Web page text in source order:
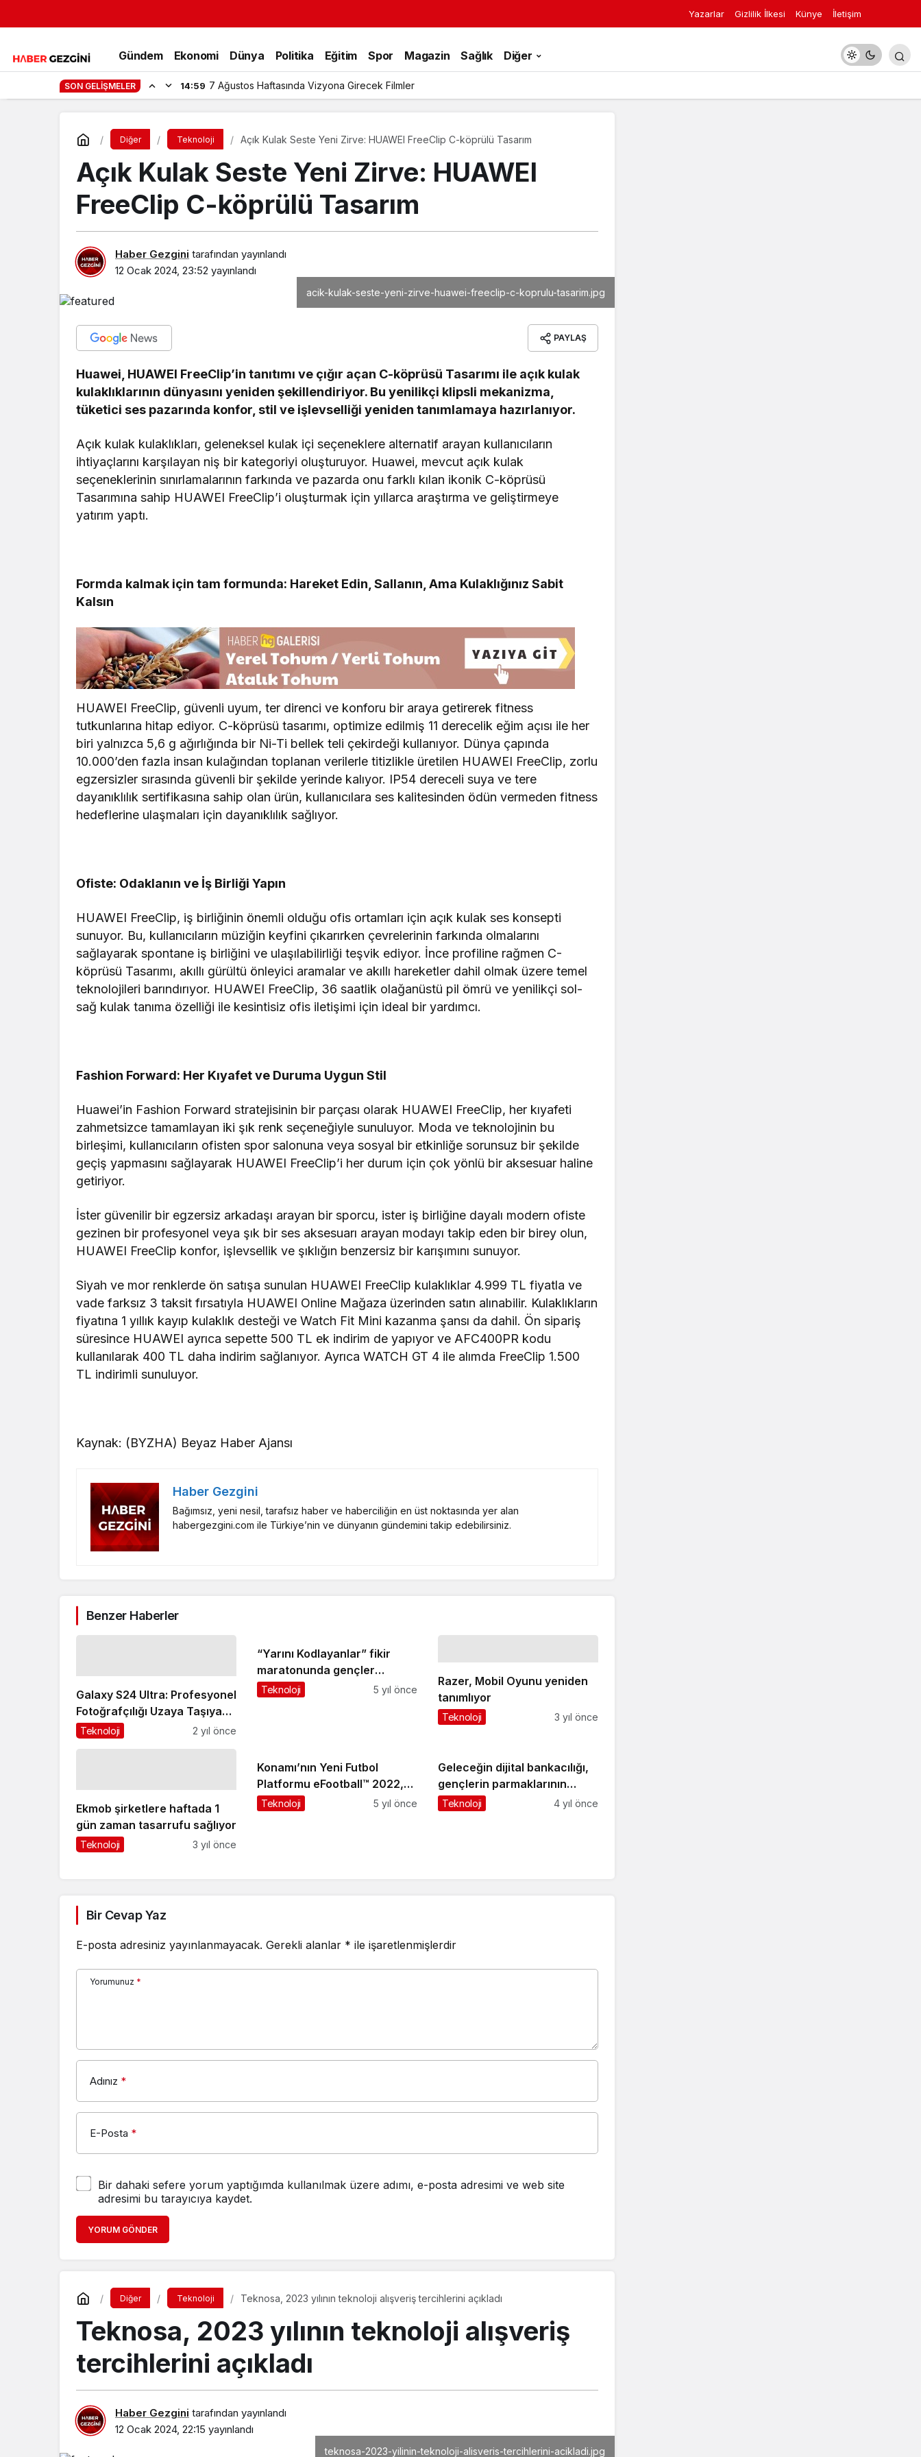
Yazarlar Gizlilik İlkesi Künye İletişim
Gündem Ekonomi Dünya Politika Eğitim Spor Magazin Sağlık Diğer
SON GELIŞMELER 14:59 7 Ağustos Haftasında Vizyona Girecek Filmler
Diğer Teknoloji Açık Kulak Seste Yeni Zirve: HUAWEI FreeClip C-köprülü Tasarım
Açık Kulak Seste Yeni Zirve: HUAWEI
FreeClip C-köprülü Tasarım
Haber Gezgini tarafından yayınlandı
12 Ocak 2024, 23:52 yayınlandı
acik-kulak-seste-yeni-zirve-huawei-freeclip-c-koprulu-tasarim.jpg
PAYLAŞ
Huawei, HUAWEI FreeClip’in tanıtımı ve çığır açan C-köprüsü Tasarımı ile açık kulak
kulaklıklarının dünyasını yeniden şekillendiriyor. Bu yenilikçi klipsli mekanizma,
tüketici ses pazarında konfor, stil ve işlevselliği yeniden tanımlamaya hazırlanıyor.
Açık kulak kulaklıkları, geleneksel kulak içi seçeneklere alternatif arayan kullanıcıların
ihtiyaçlarını karşılayan niş bir kategoriyi oluşturuyor. Huawei, mevcut açık kulak
seçeneklerinin sınırlamalarının farkında ve pazarda onu farklı kılan ikonik C-köprüsü
Tasarımına sahip HUAWEI FreeClip’i oluşturmak için yıllarca araştırma ve geliştirmeye
yatırım yaptı.
Formda kalmak için tam formunda: Hareket Edin, Sallanın, Ama Kulaklığınız Sabit
Kalsın
HUAWEI FreeClip, güvenli uyum, ter direnci ve konforu bir araya getirerek fitness
tutkunlarına hitap ediyor. C-köprüsü tasarımı, optimize edilmiş 11 derecelik eğim açısı ile her
biri yalnızca 5,6 g ağırlığında bir Ni-Ti bellek teli çekirdeği kullanıyor. Dünya çapında
10.000’den fazla insan kulağından toplanan verilerle titizlikle üretilen HUAWEI FreeClip, zorlu
egzersizler sırasında güvenli bir şekilde yerinde kalıyor. IP54 dereceli suya ve tere
dayanıklılık sertifikasına sahip olan ürün, kullanıcılara ses kalitesinden ödün vermeden fitness
hedeflerine ulaşmaları için dayanıklılık sağlıyor.
Ofiste: Odaklanın ve İş Birliği Yapın
HUAWEI FreeClip, iş birliğinin önemli olduğu ofis ortamları için açık kulak ses konsepti
sunuyor. Bu, kullanıcıların müziğin keyfini çıkarırken çevrelerinin farkında olmalarını
sağlayarak spontane iş birliğini ve ulaşılabilirliği teşvik ediyor. İnce profiline rağmen C-
köprüsü Tasarımı, akıllı gürültü önleyici aramalar ve akıllı hareketler dahil olmak üzere temel
teknolojileri barındırıyor. HUAWEI FreeClip, 36 saatlik olağanüstü pil ömrü ve yenilikçi sol-
sağ kulak tanıma özelliği ile kesintisiz ofis iletişimi için ideal bir yardımcı.
Fashion Forward: Her Kıyafet ve Duruma Uygun Stil
Huawei’in Fashion Forward stratejisinin bir parçası olarak HUAWEI FreeClip, her kıyafeti
zahmetsizce tamamlayan iki şık renk seçeneğiyle sunuluyor. Moda ve teknolojinin bu
birleşimi, kullanıcıların ofisten spor salonuna veya sosyal bir etkinliğe sorunsuz bir şekilde
geçiş yapmasını sağlayarak HUAWEI FreeClip’i her durum için çok yönlü bir aksesuar haline
getiriyor.
İster güvenilir bir egzersiz arkadaşı arayan bir sporcu, ister iş birliğine dayalı modern ofiste
gezinen bir profesyonel veya şık bir ses aksesuarı arayan modayı takip eden bir birey olun,
HUAWEI FreeClip konfor, işlevsellik ve şıklığın benzersiz bir karışımını sunuyor.
Siyah ve mor renklerde ön satışa sunulan HUAWEI FreeClip kulaklıklar 4.999 TL fiyatla ve
vade farksız 3 taksit fırsatıyla HUAWEI Online Mağaza üzerinden satın alınabilir. Kulaklıkların
fiyatına 1 yıllık kayıp kulaklık desteği ve Watch Fit Mini kazanma şansı da dahil. Ön sipariş
süresince HUAWEI ayrıca sepette 500 TL ek indirim de yapıyor ve AFC400PR kodu
kullanılarak 400 TL daha indirim sağlanıyor. Ayrıca WATCH GT 4 ile alımda FreeClip 1.500
TL indirimli sunuluyor.
Kaynak: (BYZHA) Beyaz Haber Ajansı
Haber Gezgini
Bağımsız, yeni nesil, tarafsız haber ve haberciliğin en üst noktasında yer alan
habergezgini.com ile Türkiye’nin ve dünyanın gündemini takip edebilirsiniz.
Benzer Haberler
Galaxy S24 Ultra: Profesyonel
Fotoğrafçılığı Uzaya Taşıyan
Akıllı Telefon
Teknoloji 2 yıl önce
“Yarını Kodlayanlar” fikir
maratonunda gençler
çevreyi korumak için çözüm
Teknoloji 5 yıl önce
Razer, Mobil Oyunu yeniden
tanımlıyor
Teknoloji 3 yıl önce
Ekmob şirketlere haftada 1
gün zaman tasarrufu sağlıyor
Teknoloji 3 yıl önce
Konamı’nın Yeni Futbol
Platformu eFootball™ 2022,
30 Eylül’de Sizlerle!
Teknoloji 5 yıl önce
Geleceğin dijital bankacılığı,
gençlerin parmaklarının
ucunda
Teknoloji 4 yıl önce
Bir Cevap Yaz
E-posta adresiniz yayınlanmayacak. Gerekli alanlar * ile işaretlenmişlerdir
Yorumunuz *
Adınız *
E-Posta *
Bir dahaki sefere yorum yaptığımda kullanılmak üzere adımı, e-posta adresimi ve web site
adresimi bu tarayıcıya kaydet.
YORUM GÖNDER
Diğer Teknoloji Teknosa, 2023 yılının teknoloji alışveriş tercihlerini açıkladı
Teknosa, 2023 yılının teknoloji alışveriş
tercihlerini açıkladı
Haber Gezgini tarafından yayınlandı
12 Ocak 2024, 22:15 yayınlandı
teknosa-2023-yilinin-teknoloji-alisveris-tercihlerini-acikladi.jpg